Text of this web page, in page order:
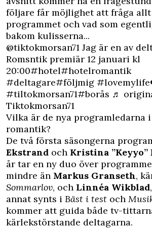
följare får möjlighet att fråga
programmet och vad som
bakom kulisserna...
@tiktokmorsan71 Jag är en av
Romsntik premiär 12 januari kl
20:00#hotel#hotelromantik
#deltagare#följmig
#tiltokmorsan71#borås ♬
Tiktokmorsan71
Vilka är de nya programledarna
romantik?
De två första säsongerna
Ekstrand och Kristina
år tar en ny duo över
mindre än Markus Granseth,
Sommarlov, och Linnéa Wikblad
annat synts i Bäst i test och
kommer att guida både tv-
kärlekstörstande deltagarna.